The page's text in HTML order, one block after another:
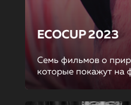
ECOCUP 2023
Семь фильмов о
которые покажут на